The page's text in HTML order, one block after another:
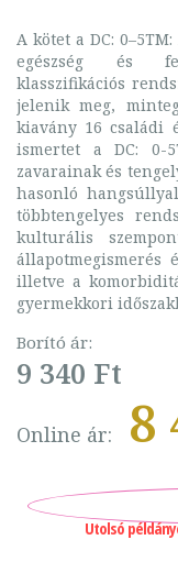
A kötet a DC:
egészség és
klasszifikációs
jelenik meg,
kiavány 16 családi
ismertet a DC: 0-
zavarainak és
hasonló
többtengelyes
kulturális
állapotmegismerés
illetve a
gyermekkori
Borító ár:
9 340 Ft
Online ár: 8
Utolsó